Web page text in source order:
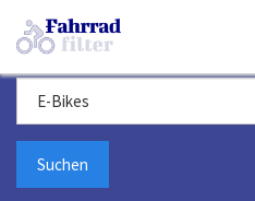
Suchbegriff